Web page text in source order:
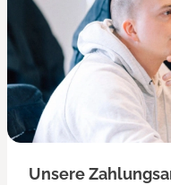
Unsere